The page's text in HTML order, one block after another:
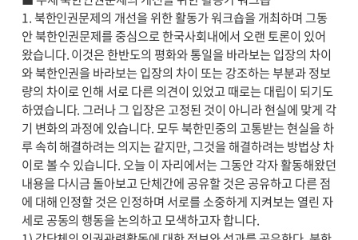
1. 북한인권문제의 개선을 위한 활동가 워크숍을 개최하며 그동
안 북한인권문제를 중심으로 한국사회내에서 오랜 토론이 있어
왔습니다. 이것은 한반도의 평화와 통일을 바라보는 입장의 차이
와 북한인권을 바라보는 입장의 차이 또는 강조하는 부분과 정보
량의 차이로 인해 서로 다른 의견이 있었고 때로는 대립이 되기도
하였습니다. 그러나 그 입장은 고정된 것이 아니라 현실에 맞게 각
기 변화의 과정에 있습니다. 모두 북한민중의 고통받는 현실을 하
루 속히 해결하려는 의지는 같지만, 그것을 해결하려는 방법상 차
이로 볼 수 있습니다. 오늘 이 자리에서는 그동안 각자 활동해왔던
내용을 다시금 돌아보고 단체간에 공유할 것은 공유하고 다른 점
에 대해 인정할 것은 인정하며 서로를 소중하게 지켜보는 열린 자
세로 공동의 행동을 논의하고 모색하고자 합니다.